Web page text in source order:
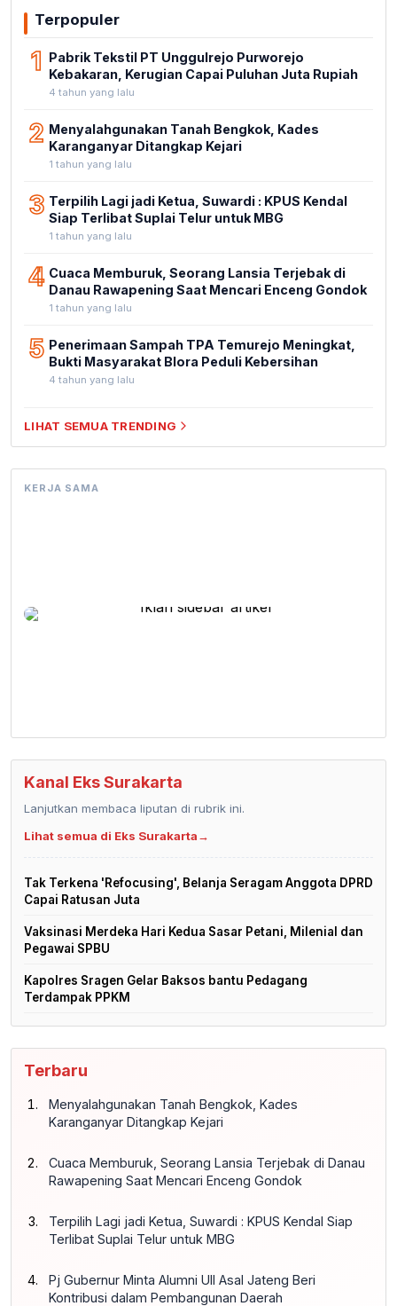
Terpopuler
1 Pabrik Tekstil PT Unggulrejo Purworejo
Kebakaran, Kerugian Capai Puluhan Juta Rupiah
4 tahun yang lalu
2 Menyalahgunakan Tanah Bengkok, Kades
Karanganyar Ditangkap Kejari
1 tahun yang lalu
3 Terpilih Lagi jadi Ketua, Suwardi : KPUS Kendal
Siap Terlibat Suplai Telur untuk MBG
1 tahun yang lalu
4 Cuaca Memburuk, Seorang Lansia Terjebak di
Danau Rawapening Saat Mencari Enceng Gondok
1 tahun yang lalu
5 Penerimaan Sampah TPA Temurejo Meningkat,
Bukti Masyarakat Blora Peduli Kebersihan
4 tahun yang lalu
LIHAT SEMUA TRENDING
KERJA SAMA
Kanal Eks Surakarta
Lanjutkan membaca liputan di rubrik ini.
Lihat semua di Eks Surakarta→
Tak Terkena 'Refocusing', Belanja Seragam Anggota DPRD
Capai Ratusan Juta
Vaksinasi Merdeka Hari Kedua Sasar Petani, Milenial dan
Pegawai SPBU
Kapolres Sragen Gelar Baksos bantu Pedagang
Terdampak PPKM
Terbaru
Menyalahgunakan Tanah Bengkok, Kades
Karanganyar Ditangkap Kejari
Cuaca Memburuk, Seorang Lansia Terjebak di Danau
Rawapening Saat Mencari Enceng Gondok
Terpilih Lagi jadi Ketua, Suwardi : KPUS Kendal Siap
Terlibat Suplai Telur untuk MBG
Pj Gubernur Minta Alumni UII Asal Jateng Beri
Kontribusi dalam Pembangunan Daerah